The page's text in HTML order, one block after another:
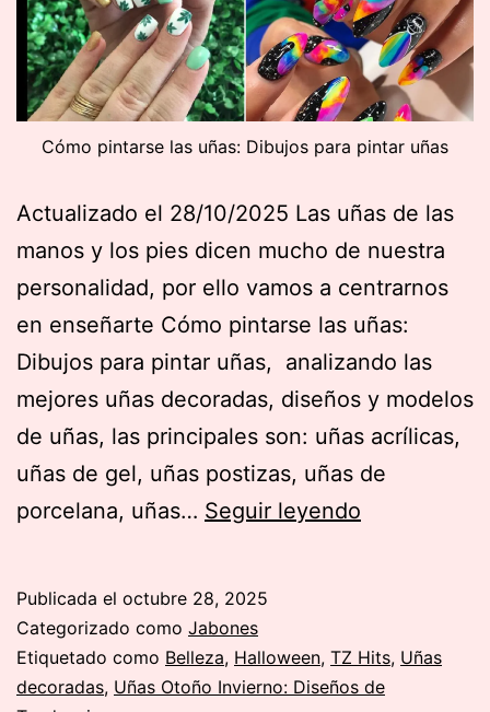
Cómo pintarse las uñas: Dibujos para pintar uñas
Actualizado el 28/10/2025 Las uñas de las
manos y los pies dicen mucho de nuestra
personalidad, por ello vamos a centrarnos
en enseñarte Cómo pintarse las uñas:
Dibujos para pintar uñas, analizando las
mejores uñas decoradas, diseños y modelos
de uñas, las principales son: uñas acrílicas,
uñas de gel, uñas postizas, uñas de
porcelana, uñas… Seguir leyendo
Dibujos
para
Publicada el octubre 28, 2025
Categorizado como Jabones
Etiquetado como Belleza, Halloween, TZ Hits, Uñas
decoradas, Uñas Otoño Invierno: Diseños de